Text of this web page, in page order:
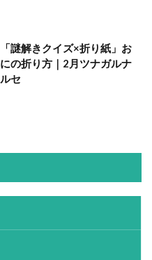
「謎解きクイズ×折り紙」お
にの折り方｜2月ツナガルナ
ルセ